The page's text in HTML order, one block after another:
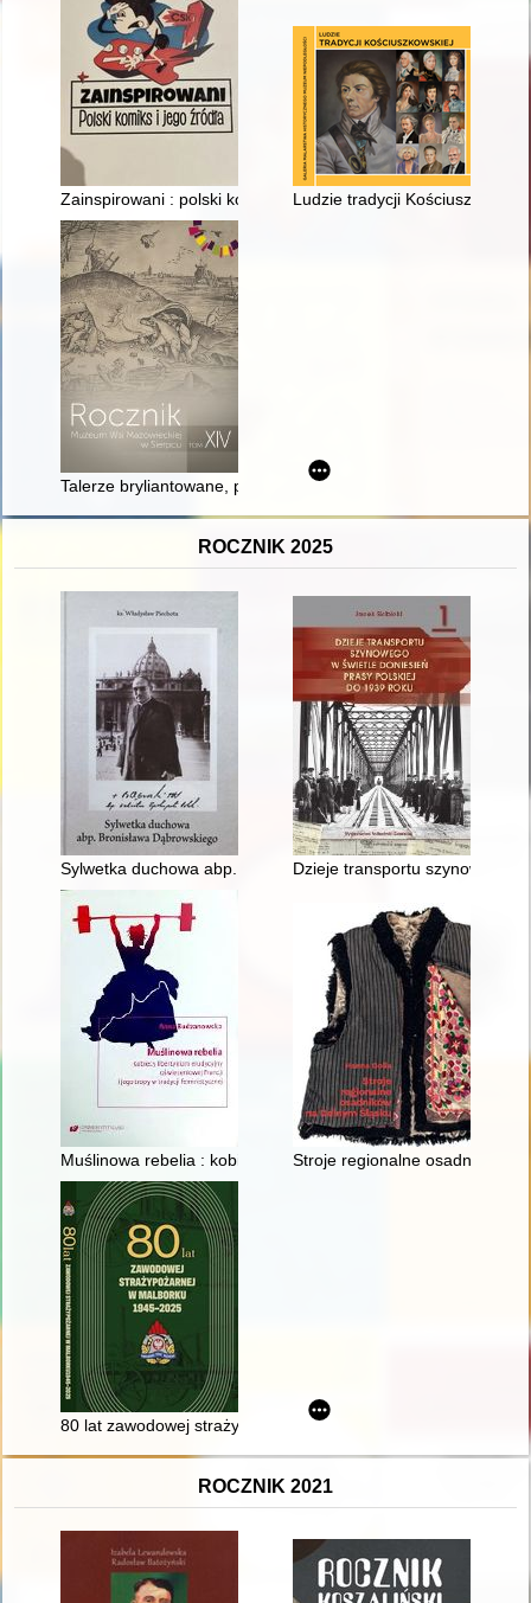
Zainspirowani : polski komiks i jego źródła : katalog do
Ludzie tradycji
Talerze bryliantowane, parawan kitajką powleczony i suknia
ROCZNIK 2025
Sylwetka duchowa abp. Bronisława Dąbrowskiego
Dzieje transportu szynowego
Muślinowa rebelia : kobiecy libertynizm erudycyjny
Stroje regionalne osadników
80 lat zawodowej straży pożarnej w Malborku : 1945-2025
ROCZNIK 2021